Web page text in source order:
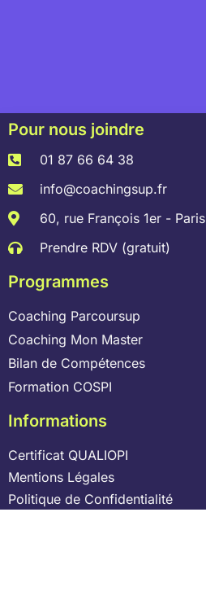
Pour nous joindre
01 87 66 64 38
info@coachingsup.fr
60, rue François 1er - Paris
Prendre RDV (gratuit)
Programmes
Coaching Parcoursup
Coaching Mon Master
Bilan de Compétences
Formation COSPI
Informations
Certificat QUALIOPI
Mentions Légales
Politique de Confidentialité